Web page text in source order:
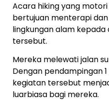
Acara hiking yang
bertujuan menterapi
lingkungan alam
tersebut.
Mereka melewati jalan
Dengan pendampingan
kegiatan tersebut
luarbiasa bagi mereka.